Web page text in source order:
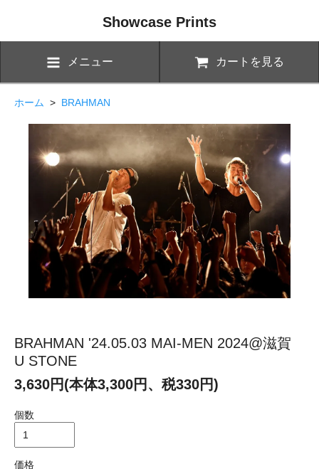
Showcase Prints
メニュー カートを見る
ホーム > BRAHMAN
BRAHMAN '24.05.03 MAI-MEN 2024@滋賀
U STONE
3,630円(本体3,300円、税330円)
個数
価格